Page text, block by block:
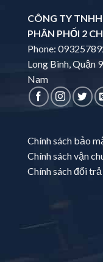
CÔNG TY
PHÂN PHỐI 2
Phone:
Long Bình, Quận
Nam
Chính sách bảo
Chính sách vận
Chính sách đổi trả